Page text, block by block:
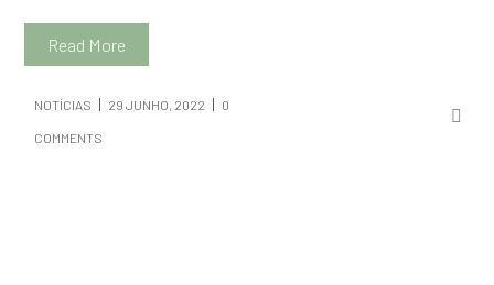
Read More
NOTÍCIAS 29 JUNHO, 2022 0
COMMENTS